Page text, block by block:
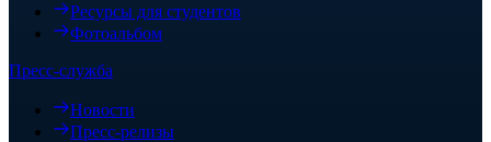
Ресурсы для студентов
Фотоальбом
Пресс-служба
Новости
Пресс-релизы